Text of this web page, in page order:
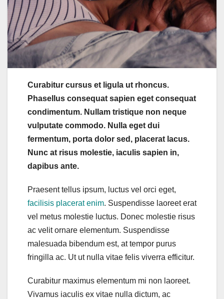
Curabitur cursus et ligula ut rhoncus.
Phasellus consequat sapien eget consequat
condimentum. Nullam tristique non neque
vulputate commodo. Nulla eget dui
fermentum, porta dolor sed, placerat lacus.
Nunc at risus molestie, iaculis sapien in,
dapibus ante.
Praesent tellus ipsum, luctus vel orci eget,
facilisis placerat enim. Suspendisse laoreet erat
vel metus molestie luctus. Donec molestie risus
ac velit ornare elementum. Suspendisse
malesuada bibendum est, at tempor purus
fringilla ac. Ut ut nulla vitae felis viverra efficitur.
Curabitur maximus elementum mi non laoreet.
Vivamus iaculis ex vitae nulla dictum, ac